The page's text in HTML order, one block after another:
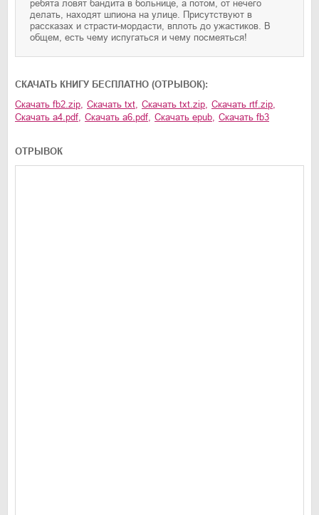
ребята ловят бандита в больнице, а потом, от нечего
делать, находят шпиона на улице. Присутствуют в
рассказах и страсти-мордасти, вплоть до ужастиков. В
общем, есть чему испугаться и чему посмеяться!
CКАЧАТЬ КНИГУ БЕСПЛАТНО (ОТРЫВОК):
Скачать fb2.zip, Скачать txt, Скачать txt.zip, Скачать rtf.zip,
Скачать a4.pdf, Скачать a6.pdf, Скачать epub, Скачать fb3
ОТРЫВОК